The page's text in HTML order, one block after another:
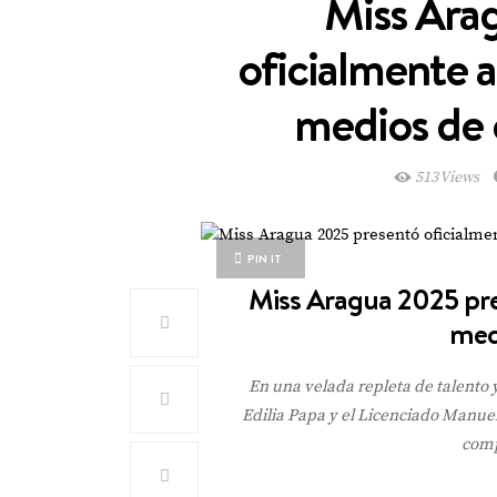
oficialmente
medios
513 Views
PIN IT
Miss Aragua 2025
En una velada repleta de talento
Edilia Papa y el Licenciado